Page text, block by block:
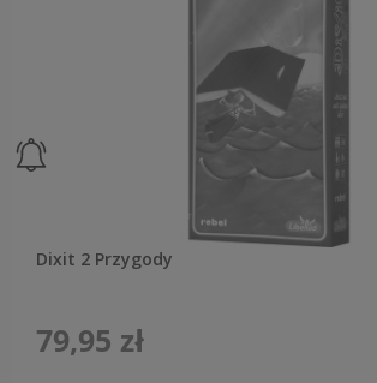
Dixit 2 Przygody
79,95 zł